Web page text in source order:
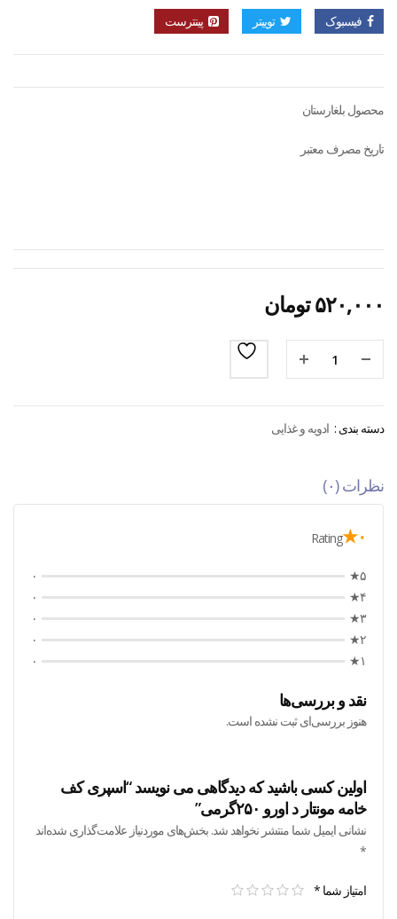
فیسبوک توییتر پینترست
محصول بلغارستان
تاریخ مصرف معتبر
۵۲۰,۰۰۰تومان
دسته بندی : ادویه و غذایی
نظرات (۰)
۰★ Rating
۵★
۰
۴★
۰
۳★
۰
۲★
۰
۱★
۰
نقد و بررسی‌ها
هنوز بررسی‌ای ثبت نشده است.
اولین کسی باشید که دیدگاهی می نویسد “اسپری کف
خامه مونتار د اورو ۲۵۰گرمی”
نشانی ایمیل شما منتشر نخواهد شد. بخش‌های موردنیاز علامت‌گذاری شده‌اند
*
امتیاز شما *